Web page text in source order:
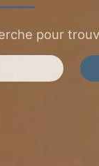
pour